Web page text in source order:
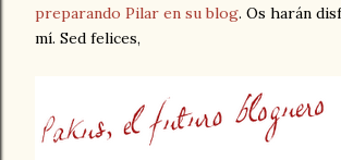
preparando Pilar en su blog. Os harán
mí. Sed felices,